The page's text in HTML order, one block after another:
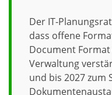
Der IT-
dass offene
Document
Verwaltung
und bis 2027 zum